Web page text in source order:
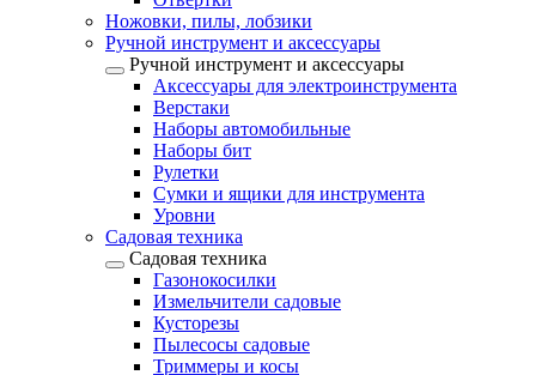
Ножовки, пилы, лобзики
Ручной инструмент и аксессуары
Ручной инструмент и аксессуары
Аксессуары для электроинструмента
Верстаки
Наборы автомобильные
Наборы бит
Рулетки
Сумки и ящики для инструмента
Уровни
Садовая техника
Садовая техника
Газонокосилки
Измельчители садовые
Кусторезы
Пылесосы садовые
Триммеры и косы